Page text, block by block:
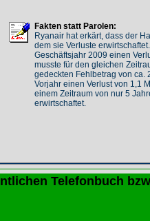
Fakten statt Parolen:
Ryanair hat erkärt, dass der
dem sie Verluste
Geschäftsjahr 2009 einen
musste für den gleichen
gedeckten Fehlbetrag von ca.
Vorjahr einen Verlust von 1,1
einem Zeitraum von nur 5
erwirtschaftet.
Telefonbuch